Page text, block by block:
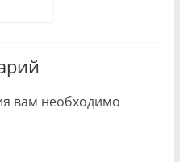
вам необходимо